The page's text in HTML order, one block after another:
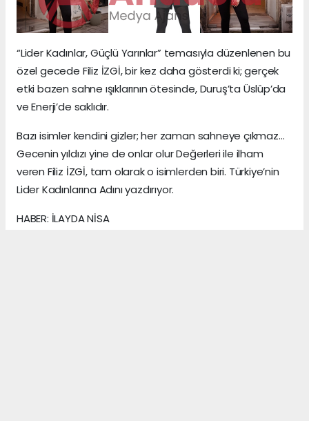
“Lider Kadınlar, Güçlü Yarınlar” temasıyla düzenlenen bu
özel gecede Filiz İZGİ, bir kez daha gösterdi ki; gerçek
etki bazen sahne ışıklarının ötesinde, Duruş’ta Üslûp’da
ve Enerji’de saklıdır.
Bazı isimler kendini gizler; her zaman sahneye çıkmaz…
Gecenin yıldızı yine de onlar olur Değerleri ile ilham
veren Filiz İZGİ, tam olarak o isimlerden biri. Türkiye’nin
Lider Kadınlarına Adını yazdırıyor.
HABER: İLAYDA NİSA